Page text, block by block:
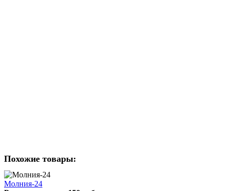
Похожие товары:
Молния-24